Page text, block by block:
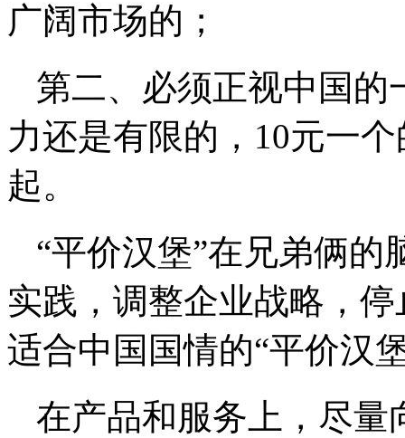
广阔市场的；
第二、必须正视中国的
力还是有限的，10元一
起。
“平价汉堡”在兄弟俩
实践，调整企业战略，
适合中国国情的“平价汉
在产品和服务上，尽量